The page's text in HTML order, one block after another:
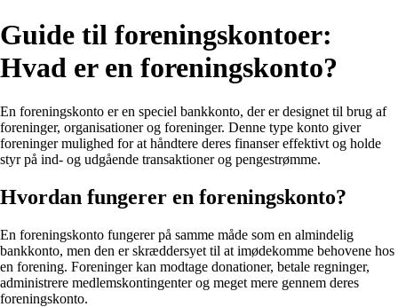
Guide til foreningskontoer:
Hvad er en foreningskonto?
En foreningskonto er en speciel bankkonto, der er designet til brug af
foreninger, organisationer og foreninger. Denne type konto giver
foreninger mulighed for at håndtere deres finanser effektivt og holde
styr på ind- og udgående transaktioner og pengestrømme.
Hvordan fungerer en foreningskonto?
En foreningskonto fungerer på samme måde som en almindelig
bankkonto, men den er skræddersyet til at imødekomme behovene hos
en forening. Foreninger kan modtage donationer, betale regninger,
administrere medlemskontingenter og meget mere gennem deres
foreningskonto.